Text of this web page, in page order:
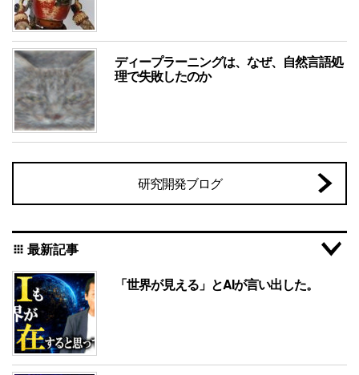
ディープラーニングは、なぜ、自然言語処
理で失敗したのか
研究開発ブログ
apps 最新記事
「世界が見える」とAIが言い出した。